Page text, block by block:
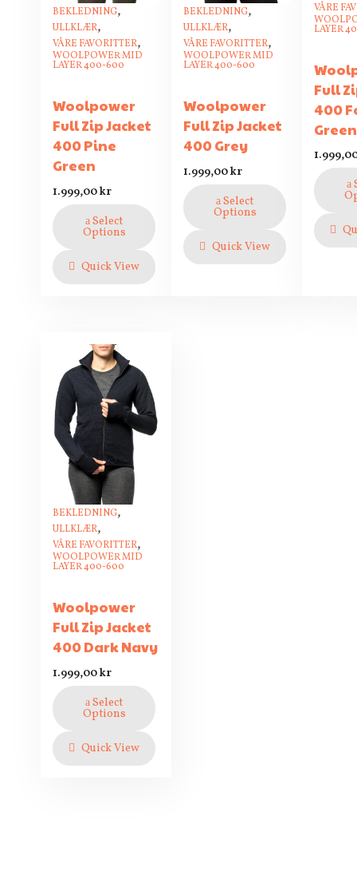
BEKLEDNING,
ULLKLÆR,
VÅRE FAVORITTER,
WOOLPOWER MID
LAYER 400-600
Woolpower
Full Zip Jacket
400 Pine
Green
1.999,00kr
Select
Options
Quick View
BEKLEDNING,
ULLKLÆR,
VÅRE FAVORITTER,
WOOLPOWER MID
LAYER 400-600
Woolpower
Full Zip Jacket
400 Grey
1.999,00kr
Select
Options
Quick View
VÅRE
LAYER
Full
400
Green
BEKLEDNING,
ULLKLÆR,
VÅRE FAVORITTER,
WOOLPOWER MID
LAYER 400-600
Woolpower
Full Zip Jacket
400 Dark Navy
1.999,00kr
Select
Options
Quick View